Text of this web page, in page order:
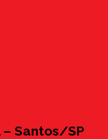
Santos/SP